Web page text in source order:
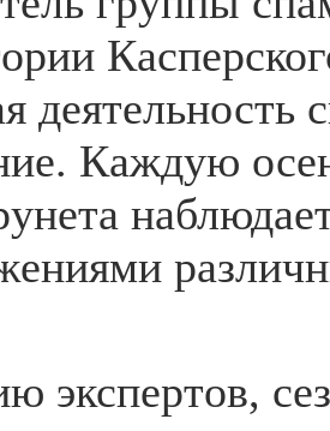
деятельность
Каждую
экспертов,